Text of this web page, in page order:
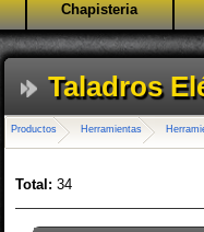
Chapisteria
Taladros
Productos Herramientas
Total: 34